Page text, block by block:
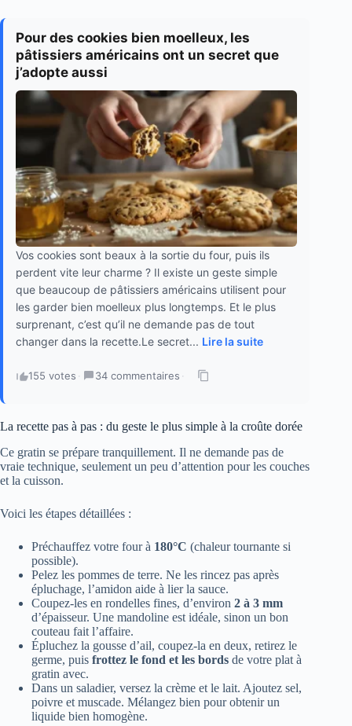
Pour des cookies bien moelleux, les
pâtissiers américains ont un secret que
j’adopte aussi
Vos cookies sont beaux à la sortie du four, puis ils
perdent vite leur charme ? Il existe un geste simple
que beaucoup de pâtissiers américains utilisent pour
les garder bien moelleux plus longtemps. Et le plus
surprenant, c’est qu’il ne demande pas de tout
changer dans la recette.Le secret... Lire la suite
155 votes · 34 commentaires ·
La recette pas à pas : du geste le plus simple à la croûte dorée
Ce gratin se prépare tranquillement. Il ne demande pas de
vraie technique, seulement un peu d’attention pour les couches
et la cuisson.
Voici les étapes détaillées :
Préchauffez votre four à 180°C (chaleur tournante si
possible).
Pelez les pommes de terre. Ne les rincez pas après
épluchage, l’amidon aide à lier la sauce.
Coupez-les en rondelles fines, d’environ 2 à 3 mm
d’épaisseur. Une mandoline est idéale, sinon un bon
couteau fait l’affaire.
Épluchez la gousse d’ail, coupez-la en deux, retirez le
germe, puis frottez le fond et les bords de votre plat à
gratin avec.
Dans un saladier, versez la crème et le lait. Ajoutez sel,
poivre et muscade. Mélangez bien pour obtenir un
liquide bien homogène.